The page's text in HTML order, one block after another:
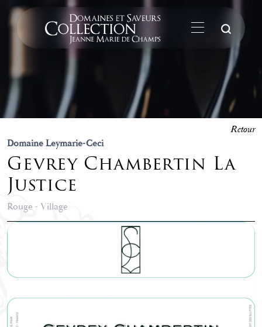
Domaine Leymarie-Ceci
Gevrey Chambertin La
Justice
Rouge - Village
Retour